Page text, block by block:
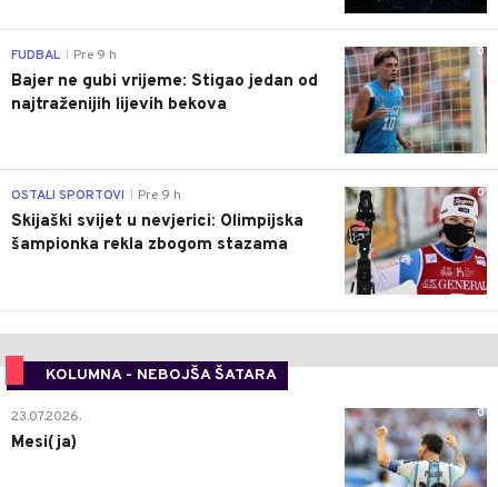
0
FUDBAL Pre 9 h
Bajer ne gubi vrijeme: Stigao jedan od
najtraženijih lijevih bekova
0
OSTALI SPORTOVI Pre 9 h
Skijaški svijet u nevjerici: Olimpijska
šampionka rekla zbogom stazama
KOLUMNA - NEBOJŠA ŠATARA
0
23.07.2026.
Mesi(ja)